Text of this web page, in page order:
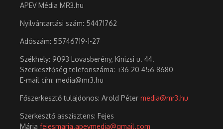
APEV Média MR3.hu
Nyilvántartási szám: 54471762
Adószám: 55746719-1-27
Székhely: 9093 Lovasberény, Kinizsi u. 44.
Szerkesztőség telefonszáma: +36 20 456 8680
E-mail cím: media@mr3.hu
Főszerkesztő tulajdonos: Arold Péter media@mr3.hu
Szerkesztő asszisztens: Fejes
Mária fejesmaria.apevmedia@gmail.com